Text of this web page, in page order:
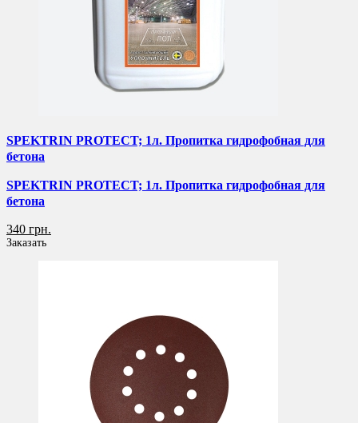
SPEKTRIN PROTECT; 1л. Пропитка гидрофобная для
бетона
SPEKTRIN PROTECT; 1л. Пропитка гидрофобная для
бетона
340 грн.
Заказать